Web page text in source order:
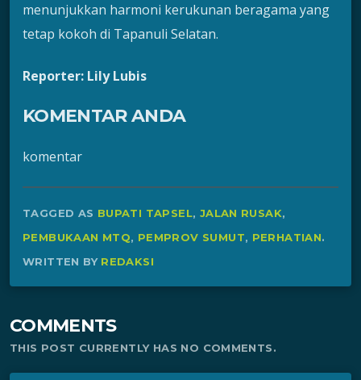
menunjukkan harmoni kerukunan beragama yang
tetap kokoh di Tapanuli Selatan.
Reporter: Lily Lubis
KOMENTAR ANDA
komentar
TAGGED AS BUPATI TAPSEL, JALAN RUSAK,
PEMBUKAAN MTQ, PEMPROV SUMUT, PERHATIAN.
WRITTEN BY REDAKSI
COMMENTS
THIS POST CURRENTLY HAS NO COMMENTS.